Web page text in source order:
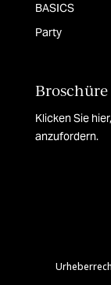
BASICS
Party
Broschüre
Klicken Sie
anzufordern.